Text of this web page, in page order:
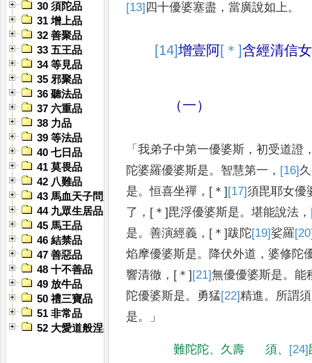
30 須陀品
31 增上品
32 善聚品
33 五王品
34 等見品
35 邪聚品
36 聽法品
37 六重品
38 力品
39 等法品
40 七日品
41 莫畏品
42 八難品
43 馬血天子問八政品
44 九眾生居品
45 馬王品
46 結禁品
47 善惡品
48 十不善品
49 放牛品
50 禮三寶品
51 非常品
52 大愛道般涅槃品
[13] 四十優婆塞盡 ，當廣說如上。
[14]增壹阿[＊]含經清信
（一）
「我弟子中第一優婆斯 ，初受道證
陀婆羅優婆斯是。 智慧第一 ， [16] 久
是。恒喜坐禪 ， [＊] [17]須毘耶女優
了 ， [＊] 毘浮優婆斯是。堪能說法 ，
是。善演經義 ， [＊] 跋陀[19]娑羅
焰摩優婆斯是。 降伏外道 ，婆修陀
響清徹 ， [＊] [21]無優優婆斯是。能
陀優婆斯是。 勇猛[22]精進。 所謂須
是。」
難陀陀、 久壽 須、 [24]